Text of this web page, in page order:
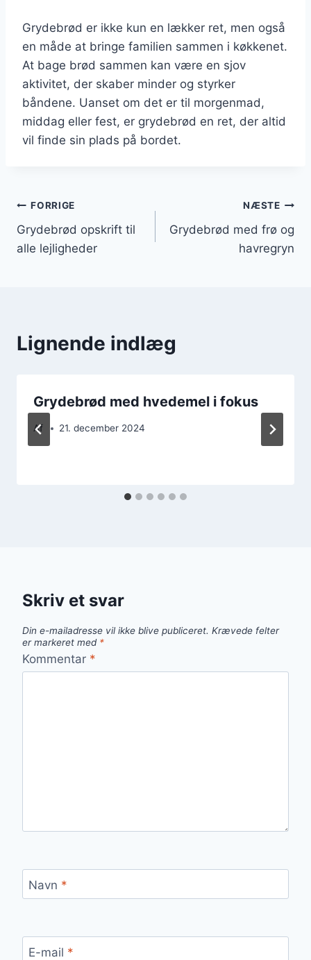
Grydebrød er ikke kun en lækker ret, men også
en måde at bringe familien sammen i køkkenet.
At bage brød sammen kan være en sjov
aktivitet, der skaber minder og styrker
båndene. Uanset om det er til morgenmad,
middag eller fest, er grydebrød en ret, der altid
vil finde sin plads på bordet.
Indlægsnavigation
FORRIGE
Grydebrød opskrift til
alle lejligheder
NÆSTE
Grydebrød med frø og
havregryn
Lignende indlæg
Grydebrød med hvedemel i fokus
Af 21. december 2024
Skriv et svar
Din e-mailadresse vil ikke blive publiceret. Krævede felter
er markeret med *
Kommentar *
Navn *
E-mail *